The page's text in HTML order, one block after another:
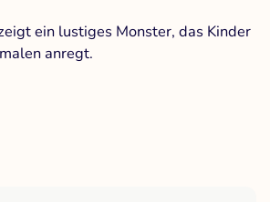
ein lustiges Monster, das Kinder
anregt.